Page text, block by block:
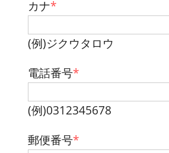
カナ*
(例)ジクウタロウ
電話番号*
(例)0312345678
郵便番号*